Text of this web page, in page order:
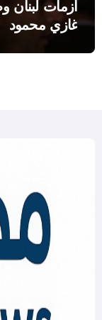
أزمات لبنان
غازي محمود